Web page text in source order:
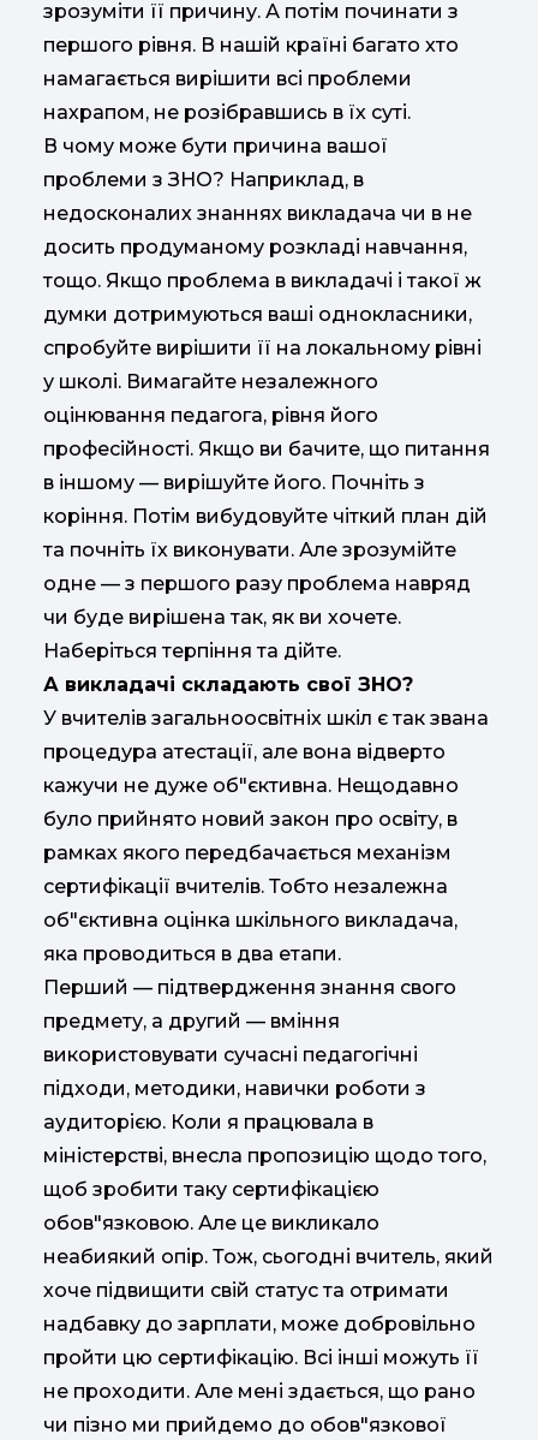
зрозуміти її причину. А потім починати з
першого рівня. В нашій країні багато хто
намагається вирішити всі проблеми
нахрапом, не розібравшись в їх суті.
В чому може бути причина вашої
проблеми з ЗНО? Наприклад, в
недосконалих знаннях викладача чи в не
досить продуманому розкладі навчання,
тощо. Якщо проблема в викладачі і такої ж
думки дотримуються ваші однокласники,
спробуйте вирішити її на локальному рівні
у школі. Вимагайте незалежного
оцінювання педагога, рівня його
професійності. Якщо ви бачите, що питання
в іншому — вирішуйте його. Почніть з
коріння. Потім вибудовуйте чіткий план дій
та почніть їх виконувати. Але зрозумійте
одне — з першого разу проблема навряд
чи буде вирішена так, як ви хочете.
Наберіться терпіння та дійте.
А викладачі складають свої ЗНО?
У вчителів загальноосвітніх шкіл є так звана
процедура атестації, але вона відверто
кажучи не дуже об"єктивна. Нещодавно
було прийнято новий закон про освіту, в
рамках якого передбачається механізм
сертифікації вчителів. Тобто незалежна
об"єктивна оцінка шкільного викладача,
яка проводиться в два етапи.
Перший — підтвердження знання свого
предмету, а другий — вміння
використовувати сучасні педагогічні
підходи, методики, навички роботи з
аудиторією. Коли я працювала в
міністерстві, внесла пропозицію щодо того,
щоб зробити таку сертифікацією
обов"язковою. Але це викликало
неабиякий опір. Тож, сьогодні вчитель, який
хоче підвищити свій статус та отримати
надбавку до зарплати, може добровільно
пройти цю сертифікацію. Всі інші можуть її
не проходити. Але мені здається, що рано
чи пізно ми прийдемо до обов"язкової